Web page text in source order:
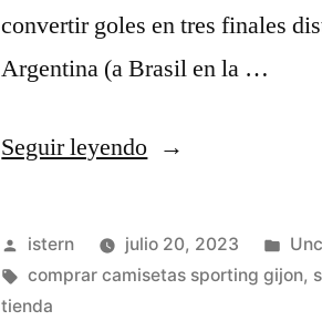
convertir goles en tres finales
Argentina (a Brasil en la …
Seguir leyendo«camisetas
futbol
nike
Publicado
por
istern julio 20, 2023
en
Etiquetas:
comprar camisetas sporting gijon,
tienda